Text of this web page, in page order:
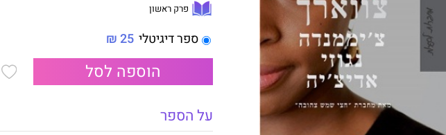
פרק ראשון
ספר דיגיטלי 25 ₪
הוספה לסל
על הספר